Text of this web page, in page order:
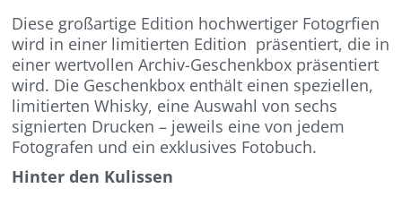
Diese großartige Edition hochwertiger Fotogrfien
wird in einer limitierten Edition präsentiert, die in
einer wertvollen Archiv-Geschenkbox präsentiert
wird. Die Geschenkbox enthält einen speziellen,
limitierten Whisky, eine Auswahl von sechs
signierten Drucken – jeweils eine von jedem
Fotografen und ein exklusives Fotobuch.
Hinter den Kulissen